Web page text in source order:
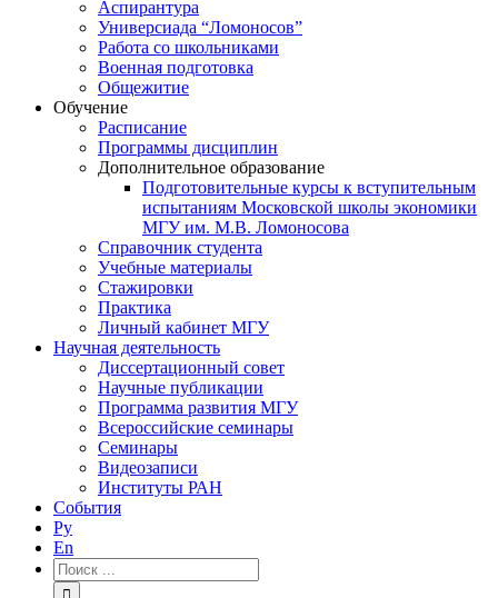
Аспирантура
Универсиада “Ломоносов”
Работа со школьниками
Военная подготовка
Общежитие
Обучение
Расписание
Программы дисциплин
Дополнительное образование
Подготовительные курсы к вступительным
испытаниям Московской школы экономики
МГУ им. М.В. Ломоносова
Справочник студента
Учебные материалы
Стажировки
Практика
Личный кабинет МГУ
Научная деятельность
Диссертационный совет
Научные публикации
Программа развития МГУ
Всероссийские семинары
Семинары
Видеозаписи
Институты РАН
События
Ру
En
Результат
поиска: